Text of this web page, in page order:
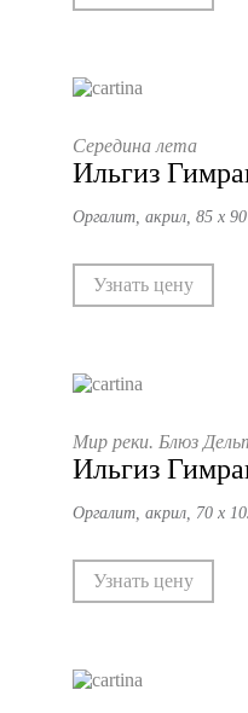
Середина лета
Ильгиз
Оргалит, акрил, 85 х
Узнать цену
Мир реки. Блюз
Ильгиз
Оргалит, акрил, 70 х
Узнать цену